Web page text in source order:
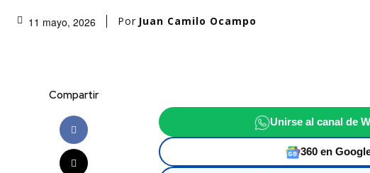
11 mayo, 2026 Por Juan Camilo Ocampo
Compartir
Unirse al canal de
360 en